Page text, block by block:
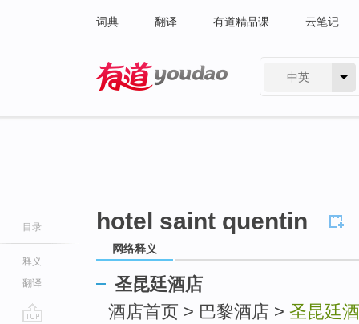
词典 翻译 有道精品课 云笔记
中英
目录
释义
翻译
hotel saint quentin
网络释义
圣昆廷酒店
酒店首页 > 巴黎酒店 > 圣昆廷